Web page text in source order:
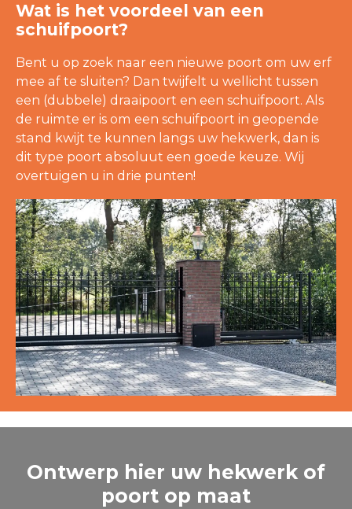
Wat is het voordeel van een
schuifpoort?
Bent u op zoek naar een nieuwe poort om uw erf
mee af te sluiten? Dan twijfelt u wellicht tussen
een (dubbele) draaipoort en een schuifpoort. Als
de ruimte er is om een schuifpoort in geopende
stand kwijt te kunnen langs uw hekwerk, dan is
dit type poort absoluut een goede keuze. Wij
overtuigen u in drie punten!
Ontwerp hier uw hekwerk of
poort op maat